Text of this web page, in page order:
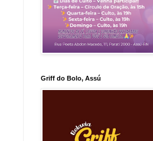
Griff do Bolo, Assú